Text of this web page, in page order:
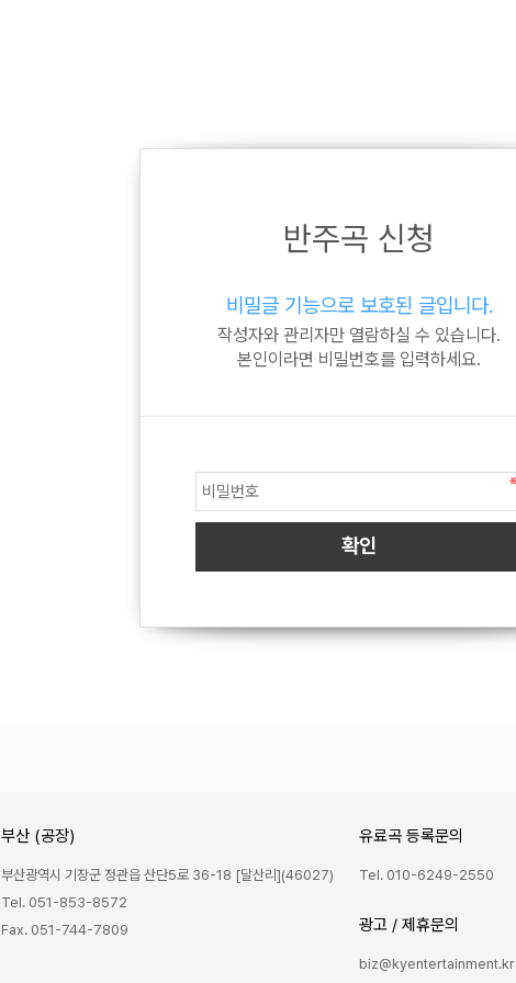
반주곡 신청
비밀글 기능으로 보호된 글입니다.
작성자와 관리자만 열람하실 수 있습니다.
본인이라면 비밀번호를 입력하세요.
부산 (공장)
부산광역시 기장군 정관읍 산단5로 36-18 [달산리](46027)
Tel. 051-853-8572
Fax. 051-744-7809
유료곡 등록문의
Tel. 010-6249-2550
광고 / 제휴문의
biz@kyentertainment.kr